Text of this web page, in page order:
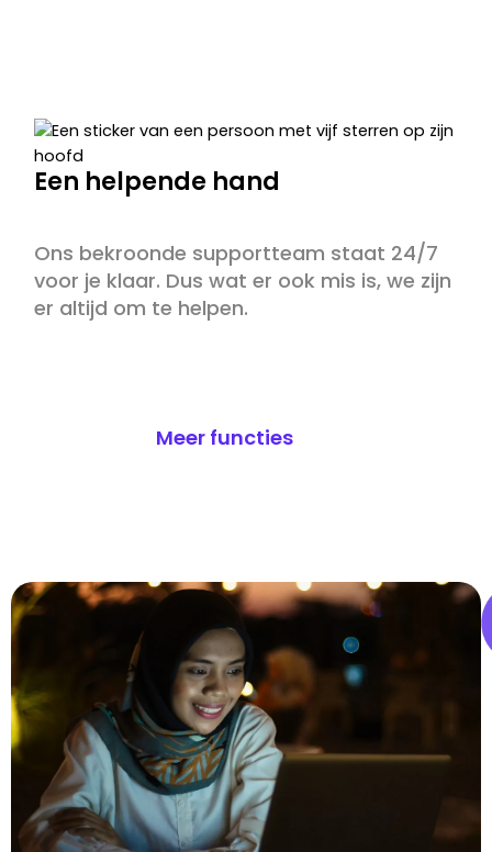
Een helpende hand
Ons bekroonde supportteam staat 24/7
voor je klaar. Dus wat er ook mis is, we zijn
er altijd om te helpen.
Meer functies